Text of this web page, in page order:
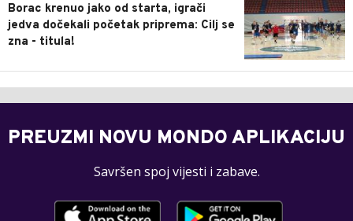
Borac krenuo jako od starta, igrači
jedva dočekali početak priprema: Cilj se
zna - titula!
PREUZMI NOVU MONDO APLIKACIJU
Savršen spoj vijesti i zabave.